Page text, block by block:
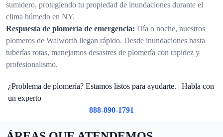
sumidero, protegiendo tu propiedad de inundaciones durante el
clima húmedo en NY.
Respuesta de plomería de emergencia: Día o noche, nuestros
plomeros de Walworth llegan rápido. Desde inundaciones hasta
tuberías rotas, manejamos desastres de plomería con rapidez y
profesionalismo.
¿Problema de plomería? Estamos listos para ayudarte. | Habla con
un experto
888-890-1791